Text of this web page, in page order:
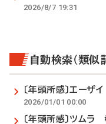
2026/8/7 19:31
自動検索（類似
〔年頭所感〕エー
2026/01/01 00:00
〔年頭所感〕ツム